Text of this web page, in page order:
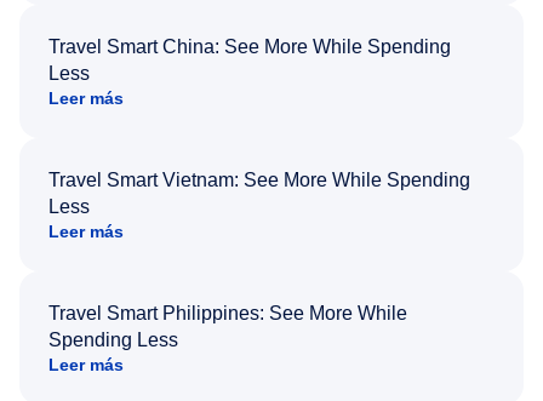
Travel Smart China: See More While Spending
Less
Leer más
Travel Smart Vietnam: See More While Spending
Less
Leer más
Travel Smart Philippines: See More While
Spending Less
Leer más